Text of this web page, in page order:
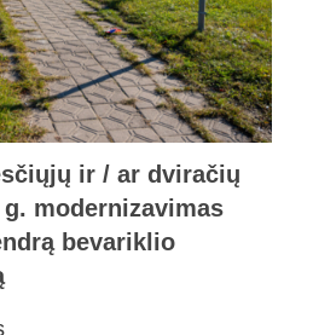
ir / ar dviračių
modernizavimas
bevariklio